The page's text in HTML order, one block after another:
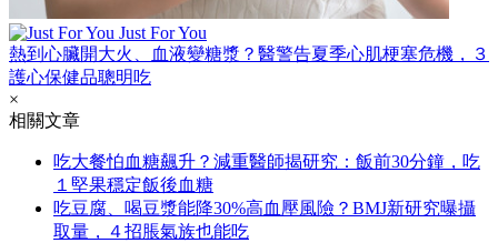
Just For You
熱到心臟開大火、血液變糖漿？醫警告夏季心肌梗塞危機，３
護心保健品聰明吃
×
相關文章
吃大餐怕血糖飆升？減重醫師揭研究：飯前30分鐘，吃
１堅果穩定飯後血糖
吃豆腐、喝豆漿能降30%高血壓風險？BMJ新研究曝攝
取量，４招脹氣族也能吃